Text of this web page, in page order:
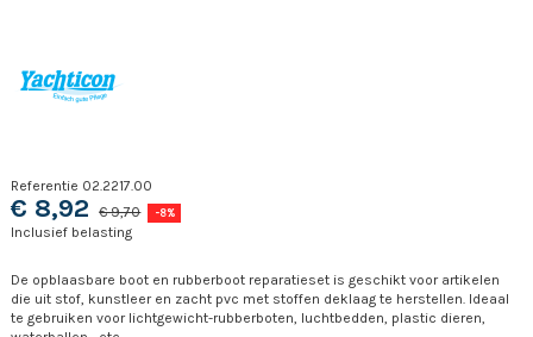
Referentie 02.2217.00
€ 8,92 € 9,70 -8%
Inclusief belasting
De opblaasbare boot en rubberboot reparatieset is geschikt voor artikelen
die uit stof, kunstleer en zacht pvc met stoffen deklaag te herstellen. Ideaal
te gebruiken voor lichtgewicht-rubberboten, luchtbedden, plastic dieren,